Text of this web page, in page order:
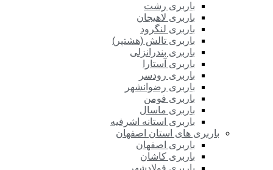
باربری رشت
باربری لاهیجان
باربری لنگرود
باربری تالش (هشتپر)
باربری بندرانزلی
باربری آستارا
باربری رودسر
باربری رضوانشهر
باربری فومن
باربری ماسال
باربری استانه اشرفیه
باربری های استان اصفهان
باربری اصفهان
باربری کاشان
باربری فولادشهر